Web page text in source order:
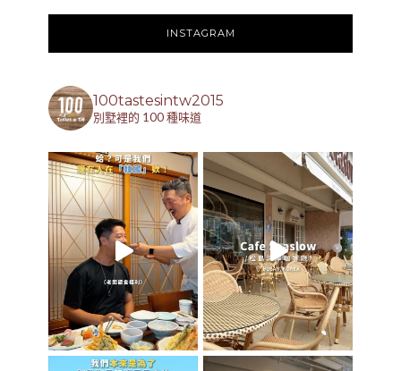
INSTAGRAM
100tastesintw2015
別墅裡的 100 種味道